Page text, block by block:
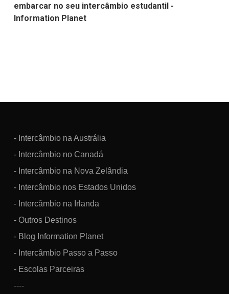
embarcar no seu intercâmbio estudantil -
Information Planet
- Intercâmbio na Austrália
- Intercâmbio no Canadá
- Intercâmbio na Nova Zelândia
- Intercâmbio nos Estados Unidos
- Intercâmbio na Irlanda
- Outros Destinos
- Blog Information Planet
- Intercâmbio Passo a Passo
- Escolas Parceiras
----